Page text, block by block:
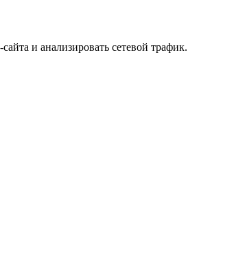
и анализировать сетевой трафик.